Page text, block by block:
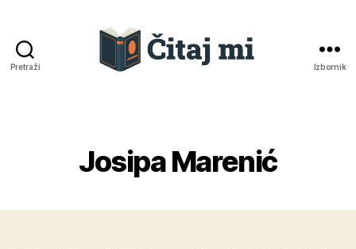
Pretraži Izbornik
Kategorije
Josipa Marenić